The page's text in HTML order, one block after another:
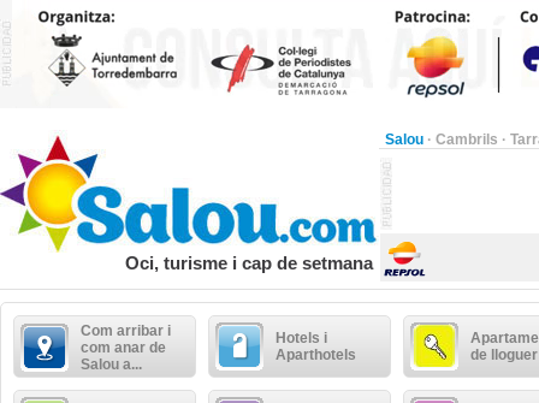
Salou · Cambrils ·
Oci, turisme i cap de setmana
Com arribar i
com anar de
Salou a...
Hotels i
Aparthotels
de lloguer